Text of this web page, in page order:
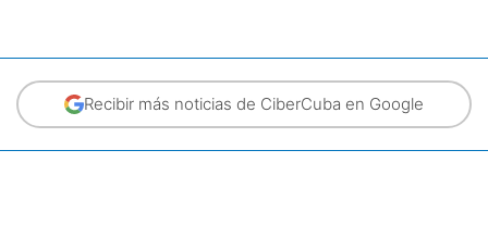
Recibir más noticias de CiberCuba en Google